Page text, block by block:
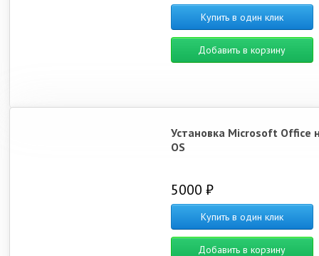
Купить в один клик
Добавить в корзину
Установка Microsoft Office
OS
5000 ₽
Купить в один клик
Добавить в корзину